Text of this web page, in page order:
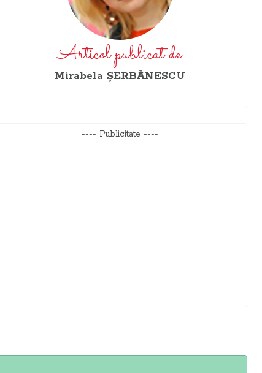
Articol publicat de
Mirabela ŞERBĂNESCU
---- Publicitate ----